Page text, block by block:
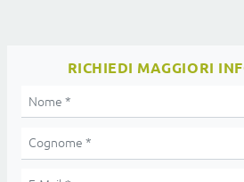
RICHIEDI MAGGIORI